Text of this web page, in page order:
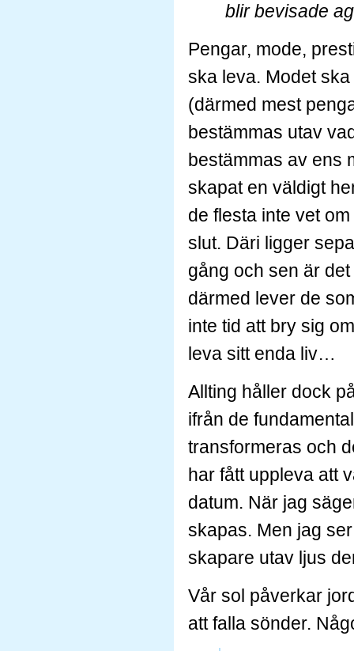
blir bevisade
Pengar, mode,
ska leva. Modet
(därmed mest
bestämmas utav
bestämmas av ens
skapat en väldigt
de flesta inte vet
slut. Däri ligger
gång och sen är
därmed lever de
inte tid att bry sig
leva sitt enda liv…
Allting håller dock
ifrån de
transformeras och
har fått uppleva att
datum. När jag
skapas. Men jag
skapare utav ljus
Vår sol påverkar
att falla sönder.